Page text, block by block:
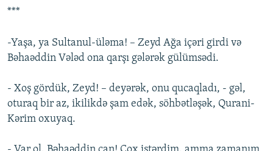
***
-Yaşa, ya Sultanul-üləma! – Zeyd Ağa içəri girdi və
Bəhaəddin Vələd ona qarşı gələrək gülümsədi.
- Xoş gördük, Zeyd! – deyərək, onu qucaqladı, - gəl,
oturaq bir az, ikilikdə şam edək, söhbətləşək, Qurani-
Kərim oxuyaq.